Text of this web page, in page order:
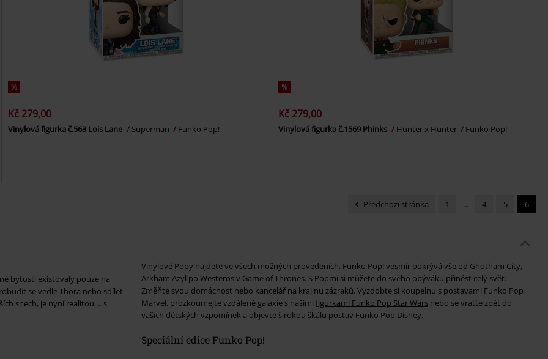
%
Kč 279,00
Vinylová figurka č.563 Lois Lane Superman Funko Pop!
%
Kč 279,00
Vinylová figurka č.1569 Phinks Hunter x Hunter Funko Pop!
Předchozí stránka 1 ... 4 5 6
bytosti existovaly pouze na
se vedle Thora nebo sdílet
snech, je nyní realitou.... s
Vinylové Popy najdete ve všech možných provedeních. Funko Pop! vesmír pokrývá vše od Ghotham City,
Arkham Azyl po Westeros v Game of Thrones. S Popmi si můžete do svého obýváku přinést celý svět.
Změňte svou domácnost nebo kancelář na krajinu zázraků. Vyzdobte si koupelnu s postavami Funko Pop
Marvel, prozkoumejte vzdálené galaxie s našimi figurkami Funko Pop Star Warsnebo se vraťte zpět do
vašich dětských vzpomínek a objevte širokou škálu postav Funko Pop Disney.
Speciální edice Funko Pop!